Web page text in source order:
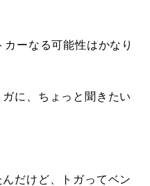
ーなる可能性はかなり
に、ちょっと聞きたい
だけど、トガってベン